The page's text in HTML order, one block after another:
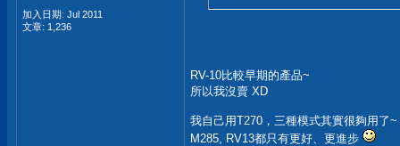
加入日期: Jul 2011
文章: 1,236
RV-10比較早期的產品~
所以我沒賣 XD
我自己用T270，三種模式其實很夠用了~
M285, RV13都只有更好、更進步